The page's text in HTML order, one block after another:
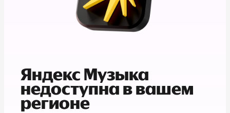
Яндекс Музыка
недоступна в вашем
регионе